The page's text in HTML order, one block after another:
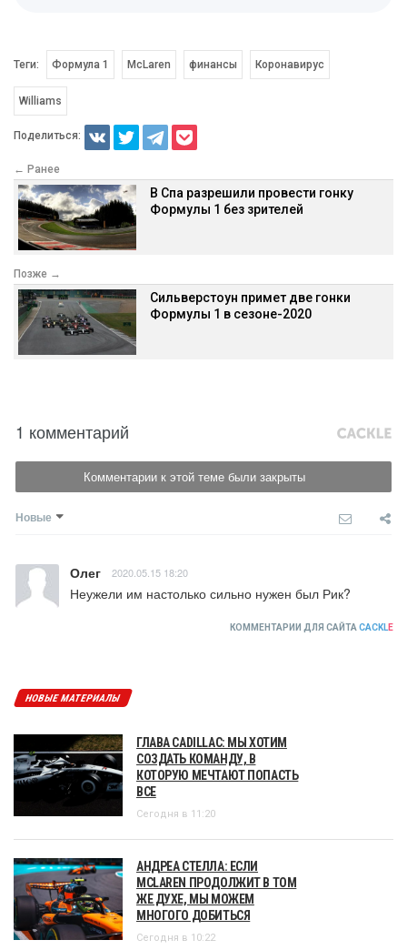
Теги: Формула 1 McLaren финансы Коронавирус
Williams
Поделиться:
← Ранее
В Спа разрешили провести гонку
Формулы 1 без зрителей
Позже →
Сильверстоун примет две гонки
Формулы 1 в сезоне-2020
1 комментарий
Комментарии к этой теме были закрыты
Новые
Олег 2020.05.15 18:20
Неужели им настолько сильно нужен был Рик?
КОММЕНТАРИИ ДЛЯ САЙТА CACKLE
НОВЫЕ МАТЕРИАЛЫ
ГЛАВА CADILLAC: МЫ ХОТИМ
СОЗДАТЬ КОМАНДУ, В
КОТОРУЮ МЕЧТАЮТ ПОПАСТЬ
ВСЕ
Сегодня в 11:20
АНДРЕА СТЕЛЛА: ЕСЛИ
MCLAREN ПРОДОЛЖИТ В ТОМ
ЖЕ ДУХЕ, МЫ МОЖЕМ
МНОГОГО ДОБИТЬСЯ
Сегодня в 10:22